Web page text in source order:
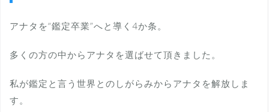
アナタを“鑑定卒業”へと導く4か条。
多くの方の中からアナタを選ばせて頂きました。
私が鑑定と言う世界とのしがらみからアナタを解放しま
す。